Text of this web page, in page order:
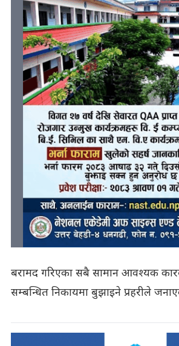
बरामद गरिएका सबै सामान आवश्यक
सम्बन्धित निकायमा बुझाइने प्रहरीले